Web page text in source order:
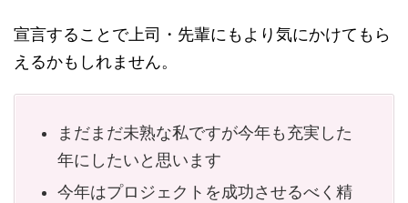
宣言することで上司・先輩にもより気にかけてもら
えるかもしれません。
まだまだ未熟な私ですが今年も充実した
年にしたいと思います
今年はプロジェクトを成功させるべく精